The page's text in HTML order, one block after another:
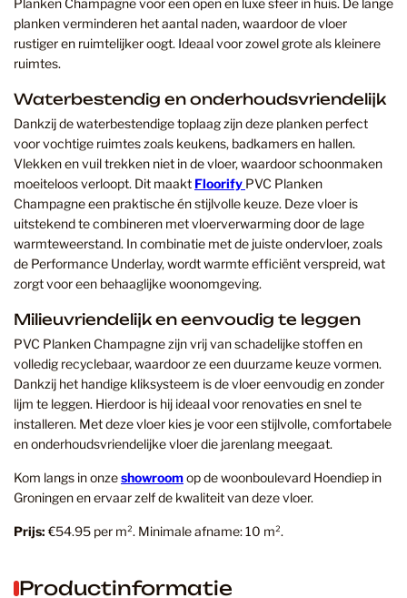
planken verminderen het aantal naden, waardoor de vloer
rustiger en ruimtelijker oogt. Ideaal voor zowel grote als kleinere
ruimtes.
Waterbestendig en onderhoudsvriendelijk
Dankzij de waterbestendige toplaag zijn deze planken perfect
voor vochtige ruimtes zoals keukens, badkamers en hallen.
Vlekken en vuil trekken niet in de vloer, waardoor schoonmaken
moeiteloos verloopt. Dit maakt Floorify PVC Planken
Champagne een praktische én stijlvolle keuze. Deze vloer is
uitstekend te combineren met vloerverwarming door de lage
warmteweerstand. In combinatie met de juiste ondervloer, zoals
de Performance Underlay, wordt warmte efficiënt verspreid, wat
zorgt voor een behaaglijke woonomgeving.
Milieuvriendelijk en eenvoudig te leggen
PVC Planken Champagne zijn vrij van schadelijke stoffen en
volledig recyclebaar, waardoor ze een duurzame keuze vormen.
Dankzij het handige kliksysteem is de vloer eenvoudig en zonder
lijm te leggen. Hierdoor is hij ideaal voor renovaties en snel te
installeren. Met deze vloer kies je voor een stijlvolle, comfortabele
en onderhoudsvriendelijke vloer die jarenlang meegaat.
Kom langs in onzeshowroomop de woonboulevard Hoendiep in
Groningen en ervaar zelf de kwaliteit van deze vloer.
Prijs:€54.95 per m². Minimale afname: 10 m².
Productinformatie